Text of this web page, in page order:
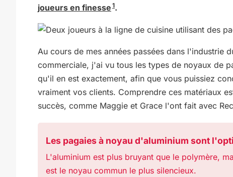
joueurs en finesse 1.
Au cours de mes années passées dans l'industrie
commerciale, j'ai vu tous les types de noyaux de
qu'il en est exactement, afin que vous puissiez
vraiment vos clients. Comprendre ces matériaux
succès, comme Maggie et Grace l'ont fait avec
Les pagaies à noyau d'aluminium sont
L'aluminium est plus bruyant que le polymère,
est le noyau commun le plus silencieux.